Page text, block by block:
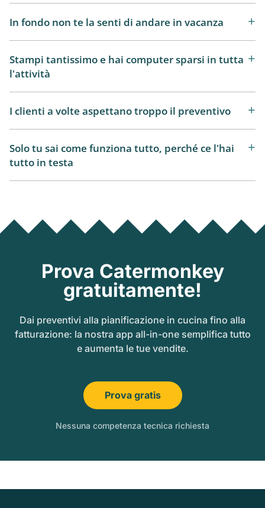
In fondo non te la senti di andare in vacanza
Stampi tantissimo e hai computer sparsi in tutta
l'attività
I clienti a volte aspettano troppo il preventivo
Solo tu sai come funziona tutto, perché ce l'hai
tutto in testa
Prova Catermonkey
gratuitamente!
Dai preventivi alla pianificazione in cucina fino alla
fatturazione: la nostra app all-in-one semplifica tutto
e aumenta le tue vendite.
Prova gratis
Nessuna competenza tecnica richiesta